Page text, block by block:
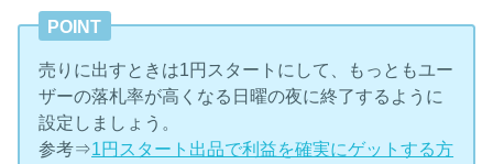
POINT
売りに出すときは1円スタートにして、もっともユー
ザーの落札率が高くなる日曜の夜に終了するように
設定しましょう。
参考⇒1円スタート出品で利益を確実にゲットする方